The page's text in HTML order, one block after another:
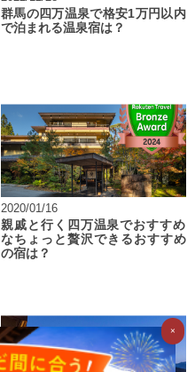
群馬の四万温泉で格安1万円以内
で泊まれる温泉宿は？
2020/01/16
親戚と行く四万温泉でおすすめ
なちょっと贅沢できるおすすめ
の宿は？
×